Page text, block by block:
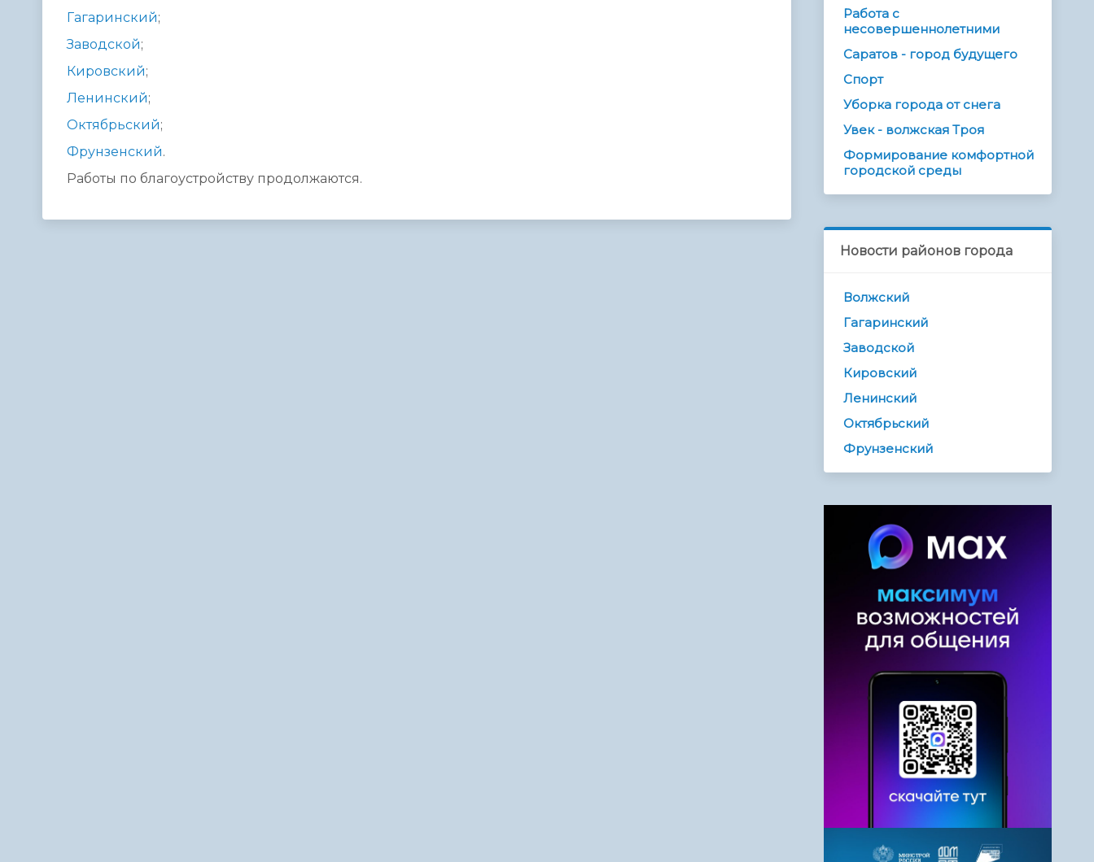
Гагаринский;
Заводской;
Кировский;
Ленинский;
Октябрьский;
Фрунзенский.
Работы по благоустройству продолжаются.
Работа с
несовершеннолетними
Саратов - город будущего
Спорт
Уборка города от снега
Увек - волжская Троя
Формирование комфортной
городской среды
Новости районов города
Волжский
Гагаринский
Заводской
Кировский
Ленинский
Октябрьский
Фрунзенский